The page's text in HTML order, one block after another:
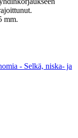
mm.
- Selkä, niska- ja